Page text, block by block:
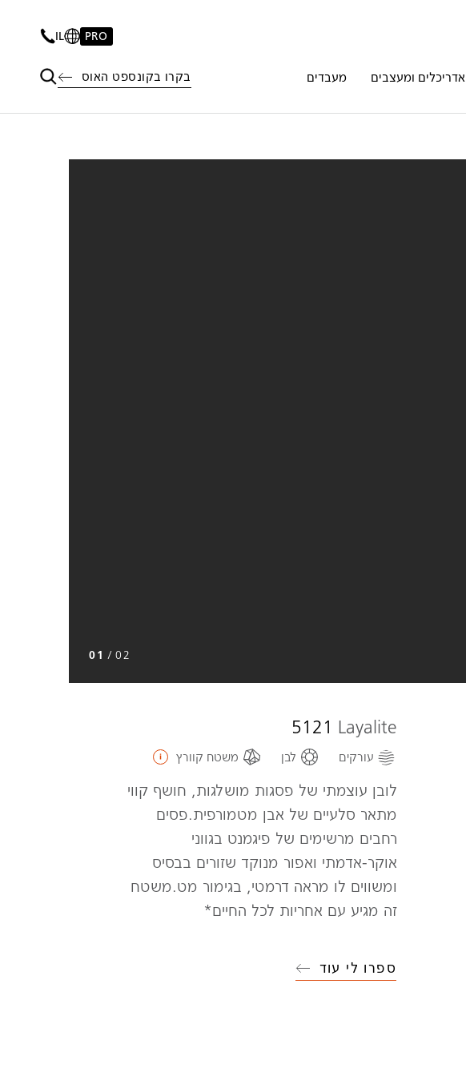
PRO
IL
אדריכלים ומעצבים מעבדים בקרו בקונספט האוס
01 / 02
5121 Layalite
עורקים לבן משטח קוורץ
לובן עוצמתי של פסגות מושלגות, חושף קווי
מתאר סלעיים של אבן מטמורפית.פסים
רחבים מרשימים של פיגמנט בגווני
אוקר-אדמתי ואפור מנוקד שזורים בבסיס
ומשווים לו מראה דרמטי, בגימור מט.משטח
זה מגיע עם אחריות לכל החיים*
ספרו לי עוד